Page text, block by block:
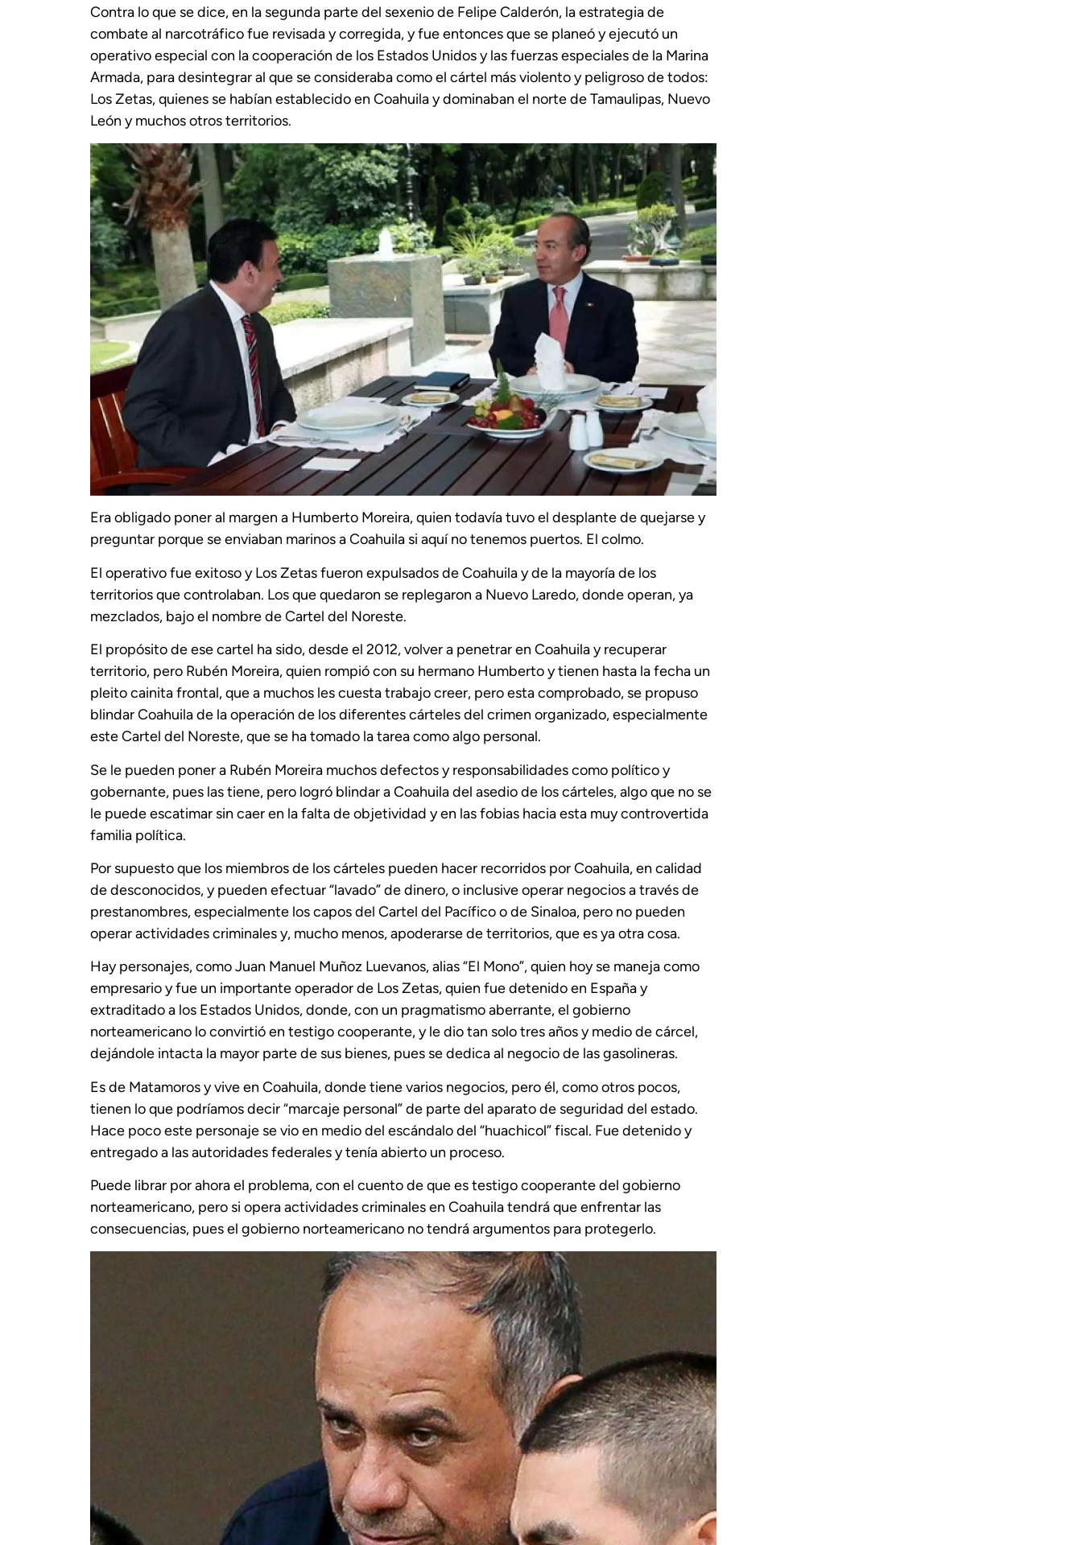
Contra lo que se dice, en la segunda parte del sexenio de Felipe Calderón, la estrategia de
combate al narcotráfico fue revisada y corregida, y fue entonces que se planeó y ejecutó un
operativo especial con la cooperación de los Estados Unidos y las fuerzas especiales de la Marina
Armada, para desintegrar al que se consideraba como el cártel más violento y peligroso de todos:
Los Zetas, quienes se habían establecido en Coahuila y dominaban el norte de Tamaulipas, Nuevo
León y muchos otros territorios.
Era obligado poner al margen a Humberto Moreira, quien todavía tuvo el desplante de quejarse y
preguntar porque se enviaban marinos a Coahuila si aquí no tenemos puertos. El colmo.
El operativo fue exitoso y Los Zetas fueron expulsados de Coahuila y de la mayoría de los
territorios que controlaban. Los que quedaron se replegaron a Nuevo Laredo, donde operan, ya
mezclados, bajo el nombre de Cartel del Noreste.
El propósito de ese cartel ha sido, desde el 2012, volver a penetrar en Coahuila y recuperar
territorio, pero Rubén Moreira, quien rompió con su hermano Humberto y tienen hasta la fecha un
pleito cainita frontal, que a muchos les cuesta trabajo creer, pero esta comprobado, se propuso
blindar Coahuila de la operación de los diferentes cárteles del crimen organizado, especialmente
este Cartel del Noreste, que se ha tomado la tarea como algo personal.
Se le pueden poner a Rubén Moreira muchos defectos y responsabilidades como político y
gobernante, pues las tiene, pero logró blindar a Coahuila del asedio de los cárteles, algo que no se
le puede escatimar sin caer en la falta de objetividad y en las fobias hacia esta muy controvertida
familia política.
Por supuesto que los miembros de los cárteles pueden hacer recorridos por Coahuila, en calidad
de desconocidos, y pueden efectuar “lavado” de dinero, o inclusive operar negocios a través de
prestanombres, especialmente los capos del Cartel del Pacífico o de Sinaloa, pero no pueden
operar actividades criminales y, mucho menos, apoderarse de territorios, que es ya otra cosa.
Hay personajes, como Juan Manuel Muñoz Luevanos, alias “El Mono”, quien hoy se maneja como
empresario y fue un importante operador de Los Zetas, quien fue detenido en España y
extraditado a los Estados Unidos, donde, con un pragmatismo aberrante, el gobierno
norteamericano lo convirtió en testigo cooperante, y le dio tan solo tres años y medio de cárcel,
dejándole intacta la mayor parte de sus bienes, pues se dedica al negocio de las gasolineras.
Es de Matamoros y vive en Coahuila, donde tiene varios negocios, pero él, como otros pocos,
tienen lo que podríamos decir “marcaje personal” de parte del aparato de seguridad del estado.
Hace poco este personaje se vio en medio del escándalo del “huachicol” fiscal. Fue detenido y
entregado a las autoridades federales y tenía abierto un proceso.
Puede librar por ahora el problema, con el cuento de que es testigo cooperante del gobierno
norteamericano, pero si opera actividades criminales en Coahuila tendrá que enfrentar las
consecuencias, pues el gobierno norteamericano no tendrá argumentos para protegerlo.